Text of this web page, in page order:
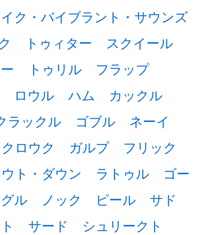
イク・バイブラント・サウンズ
トゥィター
スクイール
トゥリル
フラップ
ロウル ハム
カックル
ラックル ゴブル
ネーイ
クロウク ガルプ
フリック
ト・ダウン ラトゥル
ゴー
ル ノック ピール
サド
サード
シュリークト